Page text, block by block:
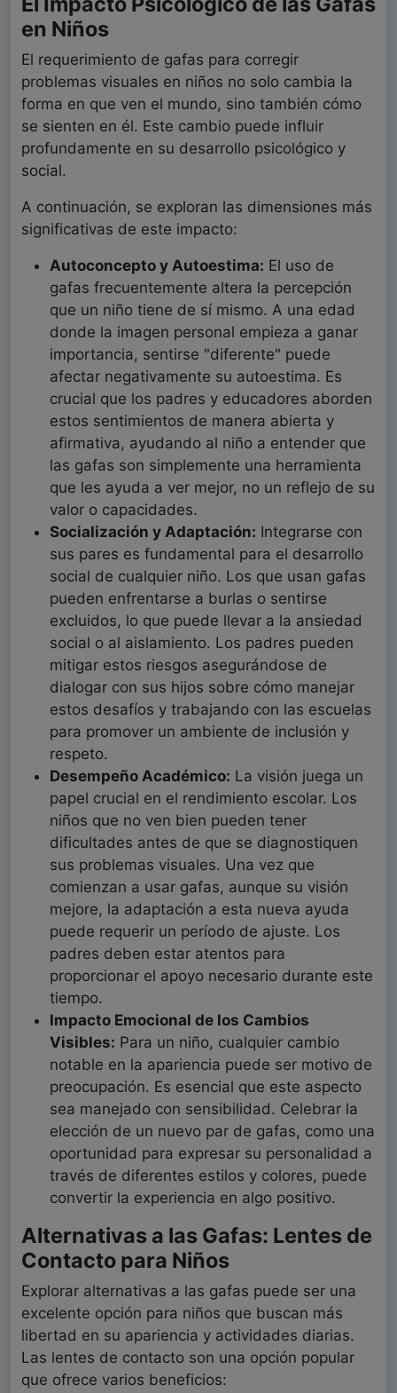
en Niños
El requerimiento de gafas para corregir
problemas visuales en niños no solo cambia la
forma en que ven el mundo, sino también cómo
se sienten en él. Este cambio puede influir
profundamente en su desarrollo psicológico y
social.
A continuación, se exploran las dimensiones más
significativas de este impacto:
Autoconcepto y Autoestima: El uso de
gafas frecuentemente altera la percepción
que un niño tiene de sí mismo. A una edad
donde la imagen personal empieza a ganar
importancia, sentirse "diferente" puede
afectar negativamente su autoestima. Es
crucial que los padres y educadores aborden
estos sentimientos de manera abierta y
afirmativa, ayudando al niño a entender que
las gafas son simplemente una herramienta
que les ayuda a ver mejor, no un reflejo de su
valor o capacidades.
Socialización y Adaptación: Integrarse con
sus pares es fundamental para el desarrollo
social de cualquier niño. Los que usan gafas
pueden enfrentarse a burlas o sentirse
excluidos, lo que puede llevar a la ansiedad
social o al aislamiento. Los padres pueden
mitigar estos riesgos asegurándose de
dialogar con sus hijos sobre cómo manejar
estos desafíos y trabajando con las escuelas
para promover un ambiente de inclusión y
respeto.
Desempeño Académico: La visión juega un
papel crucial en el rendimiento escolar. Los
niños que no ven bien pueden tener
dificultades antes de que se diagnostiquen
sus problemas visuales. Una vez que
comienzan a usar gafas, aunque su visión
mejore, la adaptación a esta nueva ayuda
puede requerir un período de ajuste. Los
padres deben estar atentos para
proporcionar el apoyo necesario durante este
tiempo.
Impacto Emocional de los Cambios
Visibles: Para un niño, cualquier cambio
notable en la apariencia puede ser motivo de
preocupación. Es esencial que este aspecto
sea manejado con sensibilidad. Celebrar la
elección de un nuevo par de gafas, como una
oportunidad para expresar su personalidad a
través de diferentes estilos y colores, puede
convertir la experiencia en algo positivo.
Alternativas a las Gafas: Lentes de
Contacto para Niños
Explorar alternativas a las gafas puede ser una
excelente opción para niños que buscan más
libertad en su apariencia y actividades diarias.
Las lentes de contacto son una opción popular
que ofrece varios beneficios: